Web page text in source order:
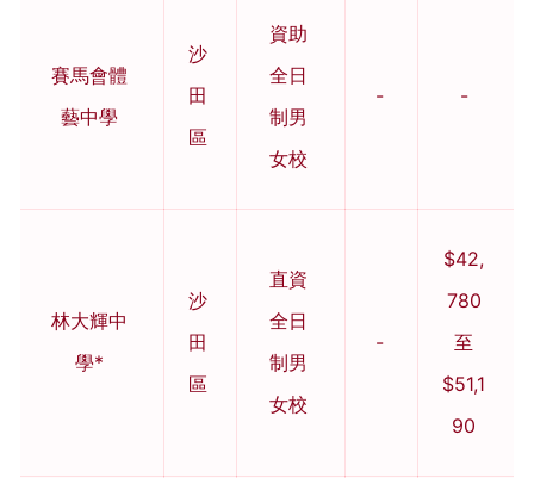
賽馬會體
藝中學
沙
田
區
資助
全日
制男
女校
- -
林大輝中
學*
沙
田
區
直資
全日
制男
女校
-
$42,
780
至
$51,1
90